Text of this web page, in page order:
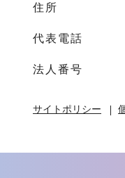
住所
代表電話
法人番号
サイトポリシー